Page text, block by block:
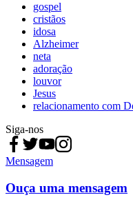
gospel
cristãos
idosa
Alzheimer
neta
adoração
louvor
Jesus
relacionamento com
Siga-nos
Mensagem
Ouça uma mensagem